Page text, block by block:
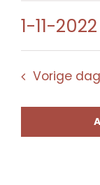
1
2022
1-11-2022
Selecteer
datum.
Vorige dag